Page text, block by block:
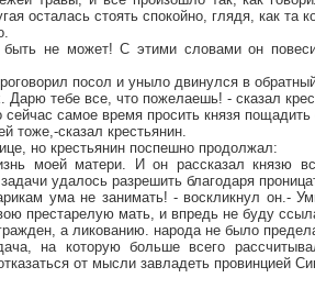
осталась стоять спокойно, глядя, как та
не может! С этими словами он
посол и уныло двинулся в обратный
Дарю тебе все, что пожелаешь! - сказал
сейчас самое время просить князя пощадить
тоже,-сказал крестьянин.
но крестьянин поспешно продолжал:
моей матери. И он рассказал князю
удалось разрешить благодаря
ума не занимать! - воскликнул он.-
престарелую мать, и впредь не буду
а ликованию. народа не было
на которую больше всего
от мысли завладеть провинцией